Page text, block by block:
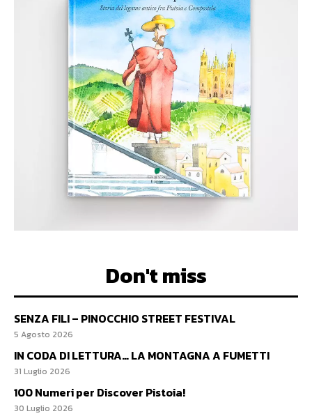
Don't miss
SENZA FILI – PINOCCHIO STREET FESTIVAL
5 Agosto 2026
IN CODA DI LETTURA… LA MONTAGNA A FUMETTI
31 Luglio 2026
100 Numeri per Discover Pistoia!
30 Luglio 2026